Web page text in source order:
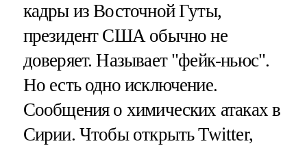
кадры из Восточной Гуты,
президент США обычно не
доверяет. Называет "фейк-ньюс".
Но есть одно исключение.
Сообщения о химических атаках в
Сирии. Чтобы открыть Twitter,